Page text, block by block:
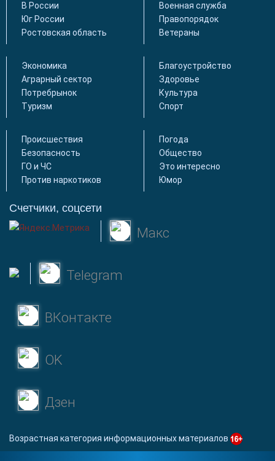
В России
Юг России
Ростовская область
Военная служба
Правопорядок
Ветераны
Экономика
Аграрный сектор
Потребрынок
Туризм
Благоустройство
Здоровье
Культура
Спорт
Происшествия
Безопасность
ГО и ЧС
Против наркотиков
Погода
Общество
Это интересно
Юмор
Счетчики, соцсети
Макс
Telegram
ВКонтакте
OK
Дзен
Возрастная категория информационных материалов